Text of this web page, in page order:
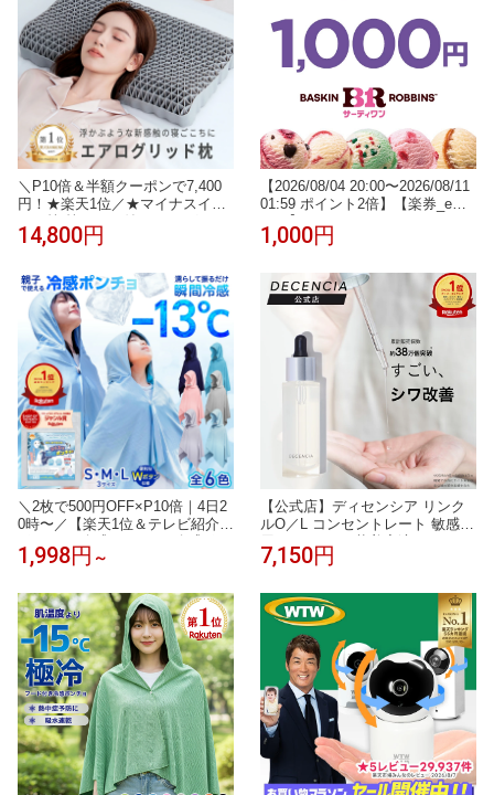
＼P10倍＆半額クーポンで7,400
円！★楽天1位／★マイナスイオ
ン★枕 枕カバー付 エアログリッ
ド枕 洗える 通気性抜群 ジェル T
用枕 うつぶせ寝 仰向け 寝返り
首 首こり いびき予防防止 誕生日
父の日 プレゼント ギフト 健康グ
ッズ
14,800円
【2026/08/04 20:00〜2026/08/11
01:59 ポイント2倍】【楽券_eギ
フト】サーティワン 1,000円
1,000円
＼2枚で500円OFF×P10倍｜4日2
0時〜／【楽天1位＆テレビ紹介】
ポンチョ 冷感 S / M / L 冷感ポン
チョ キッズ サッカー クールタオ
ポンチョ ラッシュガード フード
付き 冷却ポンチョ ひんやり アイ
ス ポンチョ UV 最大 98％カット
1,998円 ～
【公式店】ディセンシア リンク
ルO／L コンセントレート 敏感肌
用 しわ オイル状美容液 オイル
コラーゲン 保湿 アルコールフリ
規品
7,150円